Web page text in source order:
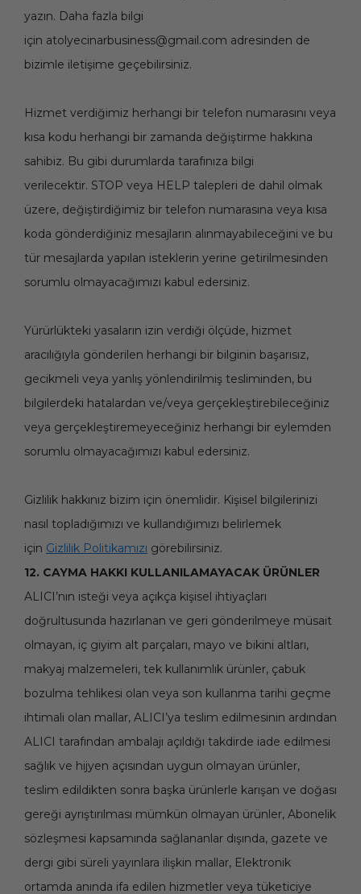
yazın. Daha fazla bilgi
için atolyecinarbusiness@gmail.com adresinden de
bizimle iletişime geçebilirsiniz.
Hizmet verdiğimiz herhangi bir telefon numarasını veya
kısa kodu herhangi bir zamanda değiştirme hakkına
sahibiz. Bu gibi durumlarda tarafınıza bilgi
verilecektir. STOP veya HELP talepleri de dahil olmak
üzere, değiştirdiğimiz bir telefon numarasına veya kısa
koda gönderdiğiniz mesajların alınmayabileceğini ve bu
tür mesajlarda yapılan isteklerin yerine getirilmesinden
sorumlu olmayacağımızı kabul edersiniz.
Yürürlükteki yasaların izin verdiği ölçüde, hizmet
aracılığıyla gönderilen herhangi bir bilginin başarısız,
gecikmeli veya yanlış yönlendirilmiş tesliminden, bu
bilgilerdeki hatalardan ve/veya gerçekleştirebileceğiniz
veya gerçekleştiremeyeceğiniz herhangi bir eylemden
sorumlu olmayacağımızı kabul edersiniz.
Gizlilik hakkınız bizim için önemlidir. Kişisel bilgilerinizi
nasıl topladığımızı ve kullandığımızı belirlemek
için Gizlilik Politikamızı görebilirsiniz.
12. CAYMA HAKKI KULLANILAMAYACAK ÜRÜNLER
ALICI’nın isteği veya açıkça kişisel ihtiyaçları
doğrultusunda hazırlanan ve geri gönderilmeye müsait
olmayan, iç giyim alt parçaları, mayo ve bikini altları,
makyaj malzemeleri, tek kullanımlık ürünler, çabuk
bozulma tehlikesi olan veya son kullanma tarihi geçme
ihtimali olan mallar, ALICI’ya teslim edilmesinin ardından
ALICI tarafından ambalajı açıldığı takdirde iade edilmesi
sağlık ve hijyen açısından uygun olmayan ürünler,
teslim edildikten sonra başka ürünlerle karışan ve doğası
gereği ayrıştırılması mümkün olmayan ürünler, Abonelik
sözleşmesi kapsamında sağlananlar dışında, gazete ve
dergi gibi süreli yayınlara ilişkin mallar, Elektronik
ortamda anında ifa edilen hizmetler veya tüketiciye